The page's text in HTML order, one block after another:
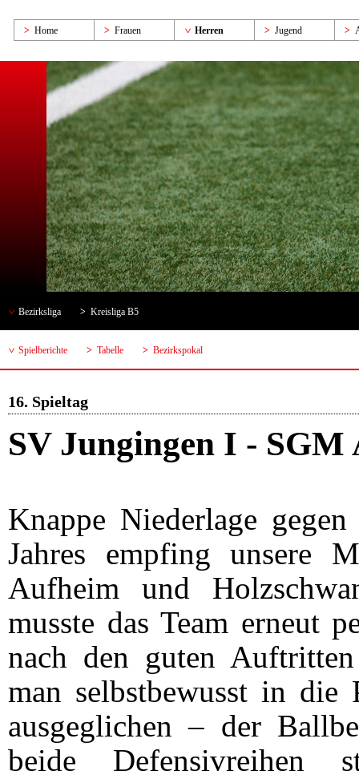
Home Frauen Herren Jugend
Bezirksliga Kreisliga B5
Spielberichte Tabelle Bezirkspokal
16. Spieltag
SV Jungingen I -
Knappe Niederlage
Jahres empfing unsere
Aufheim und
musste das Team erneut
nach den guten
man selbstbewusst in
ausgeglichen – der
beide Defensivreihen